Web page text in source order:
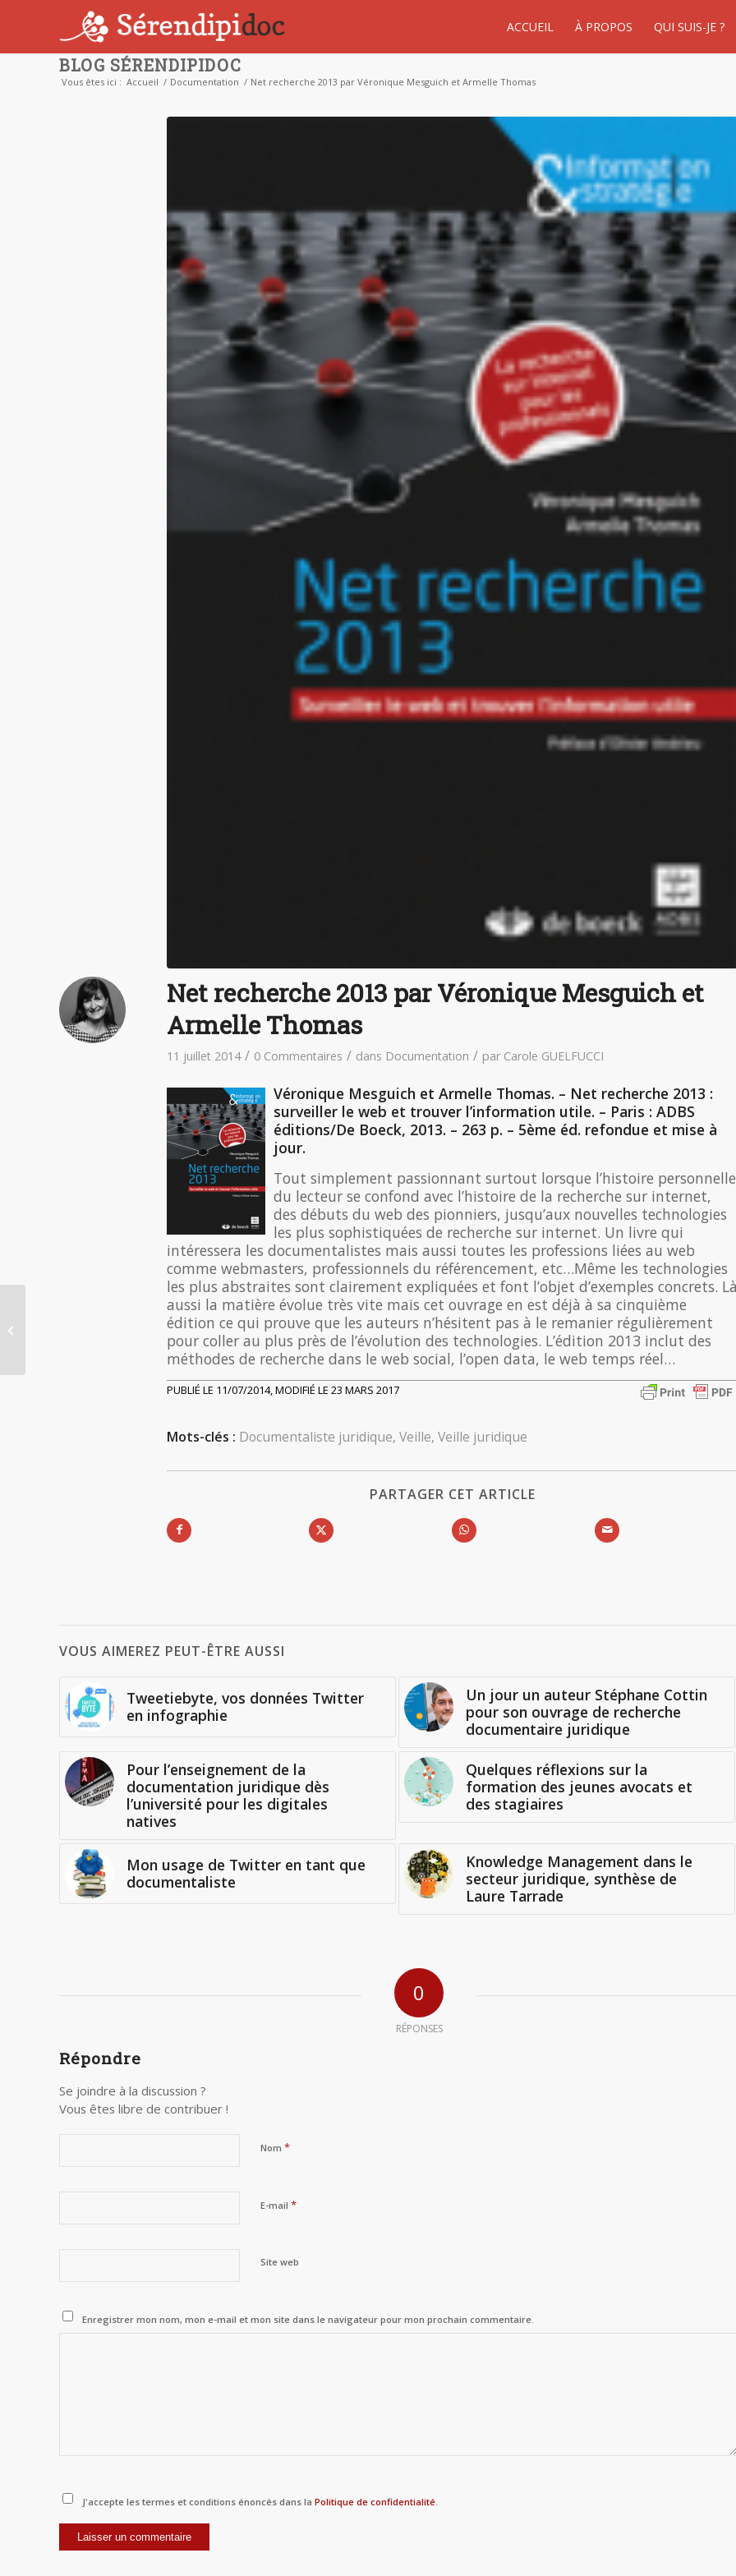
ACCUEIL À PROPOS QUI SUIS-JE ?
BLOG SÉRENDIPIDOC
Vous êtes ici : Accueil / Documentation / Net recherche 2013 par Véronique Mesguich et Armelle Thomas
Net recherche 2013 par Véronique Mesguich et
Armelle Thomas
11 juillet 2014 / 0 Commentaires / dans Documentation / par Carole GUELFUCCI
Véronique Mesguich et Armelle Thomas. – Net recherche 2013 :
surveiller le web et trouver l’information utile. – Paris : ADBS
éditions/De Boeck, 2013. – 263 p. – 5ème éd. refondue et mise à
jour.
Tout simplement passionnant surtout lorsque l’histoire personnelle
du lecteur se confond avec l’histoire de la recherche sur internet,
des débuts du web des pionniers, jusqu’aux nouvelles technologies
les plus sophistiquées de recherche sur internet. Un livre qui
intéressera les documentalistes mais aussi toutes les professions liées au web
comme webmasters, professionnels du référencement, etc…Même les technologies
les plus abstraites sont clairement expliquées et font l’objet d’exemples concrets.
aussi la matière évolue très vite mais cet ouvrage en est déjà à sa cinquième
édition ce qui prouve que les auteurs n’hésitent pas à le remanier régulièrement
pour coller au plus près de l’évolution des technologies. L’édition 2013 inclut des
méthodes de recherche dans le web social, l’open data, le web temps réel…
PUBLIÉ LE 11/07/2014, MODIFIÉ LE 23 MARS 2017
Mots-clés : Documentaliste juridique, Veille, Veille juridique
PARTAGER CET ARTICLE
VOUS AIMEREZ PEUT-ÊTRE AUSSI
Tweetiebyte, vos données Twitter
en infographie
Un jour un auteur Stéphane Cottin
pour son ouvrage de recherche
documentaire juridique
Pour l’enseignement de la
documentation juridique dès
l’université pour les digitales
natives
Quelques réflexions sur la
formation des jeunes avocats et
des stagiaires
Mon usage de Twitter en tant que
documentaliste
Knowledge Management dans le
secteur juridique, synthèse de
Laure Tarrade
0
RÉPONSES
Répondre
Se joindre à la discussion ?
Vous êtes libre de contribuer !
Nom *
E-mail *
Site web
Enregistrer mon nom, mon e-mail et mon site dans le navigateur pour mon prochain commentaire.
J'accepte les termes et conditions énoncés dans la Politique de confidentialité.